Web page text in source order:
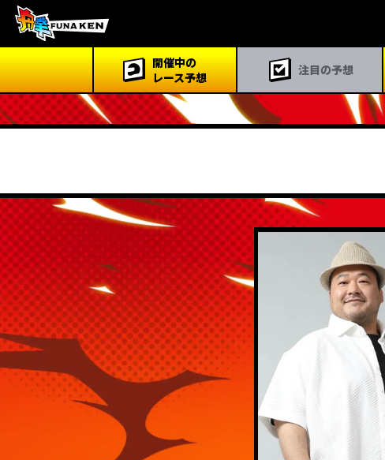
開催中のレース予想
注目の予想
対象レーススケジュール
ニュース・コラム
サイト案内
このサイトの楽しみ方
プライバシーポリシー
よくあるご質問・ お問い合わせ先
開催中の
レース予想
注目の予想